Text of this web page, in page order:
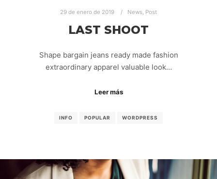
29 de enero de 2019 News, Post
LAST SHOOT
Shape bargain jeans ready made fashion
extraordinary apparel valuable look…
Leer más
INFO POPULAR WORDPRESS